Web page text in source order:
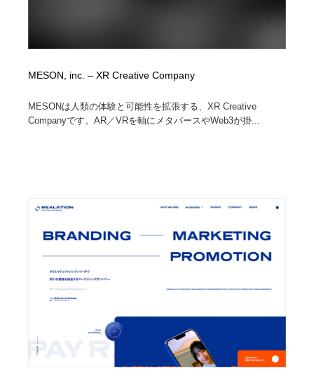
MESON, inc. – XR Creative Company
MESONは人類の体験と可能性を拡張する、XR Creative
Companyです。AR／VRを軸にメタバースやWeb3が掛...